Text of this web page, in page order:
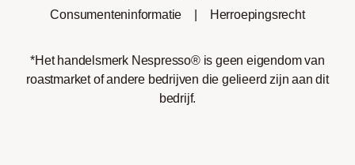
Consumenteninformatie
Herroepingsrecht
*Het handelsmerk Nespresso® is geen eigendom van
roastmarket of andere bedrijven die gelieerd zijn aan dit
bedrijf.